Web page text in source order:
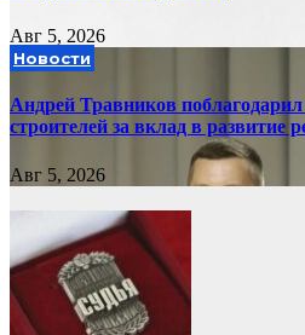
Авг 5, 2026
Новости
Андрей Травников
строителей за вклад в развитие
Авг 5, 2026